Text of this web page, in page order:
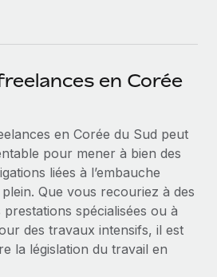
d’experts sur les RH à
de présélection des
de manière flexible
vos opportunités de partenariat
Bientôt disponible
et automatisations assistées par
et les talents
en Corée
en Corée du Sud peut
pour mener à bien des
liées à l’embauche
plein. Que vous recouriez à des
spécialisées ou à
des travaux intensifs, il est
la législation du travail en